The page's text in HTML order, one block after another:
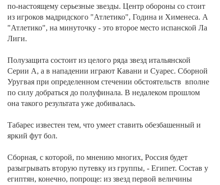
по-настоящему серьезные звезды. Центр обороны со стоит
из игроков мадридского "Атлетико", Година и Хименеса. А
"Атлетико", на минуточку - это второе место испанской Ла
Лиги.
Полузащита состоит из целого ряда звезд итальянской
Серии А, а в нападении играют Кавани и Суарес. Сборной
Уругвая при определенном стечении обстоятельств вполне
по силу добраться до полуфинала. В недалеком прошлом
она такого результата уже добивалась.
Табарес известен тем, что умеет ставить обезбашенный и
яркий фут бол.
Сборная, с которой, по мнению многих, Россия будет
разыгрывать вторую путевку из группы, - Египет. Состав у
египтян, конечно, попроще: из звезд первой величины